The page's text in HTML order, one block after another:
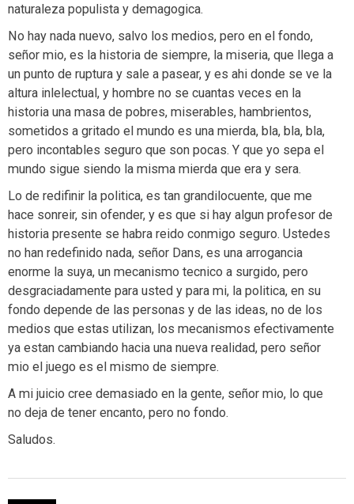
naturaleza populista y demagogica.
No hay nada nuevo, salvo los medios, pero en el fondo,
señor mio, es la historia de siempre, la miseria, que llega a
un punto de ruptura y sale a pasear, y es ahi donde se ve la
altura inlelectual, y hombre no se cuantas veces en la
historia una masa de pobres, miserables, hambrientos,
sometidos a gritado el mundo es una mierda, bla, bla, bla,
pero incontables seguro que son pocas. Y que yo sepa el
mundo sigue siendo la misma mierda que era y sera.
Lo de redifinir la politica, es tan grandilocuente, que me
hace sonreir, sin ofender, y es que si hay algun profesor de
historia presente se habra reido conmigo seguro. Ustedes
no han redefinido nada, señor Dans, es una arrogancia
enorme la suya, un mecanismo tecnico a surgido, pero
desgraciadamente para usted y para mi, la politica, en su
fondo depende de las personas y de las ideas, no de los
medios que estas utilizan, los mecanismos efectivamente
ya estan cambiando hacia una nueva realidad, pero señor
mio el juego es el mismo de siempre.
A mi juicio cree demasiado en la gente, señor mio, lo que
no deja de tener encanto, pero no fondo.
Saludos.